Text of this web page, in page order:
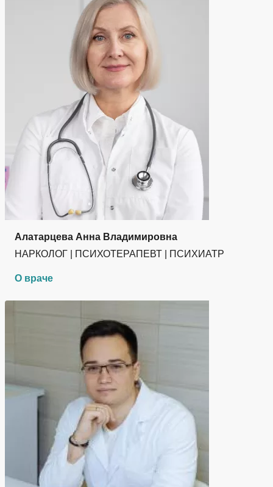
Алатарцева Анна Владимировна
НАРКОЛОГ | ПСИХОТЕРАПЕВТ | ПСИХИАТР
О враче